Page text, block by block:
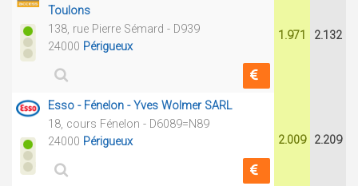
Toulons
138, rue Pierre Sémard - D939
24000 Périgueux
1.971 2.132
Esso - Fénelon - Yves Wolmer SARL
18, cours Fénelon - D6089=N89
24000 Périgueux 2.009 2.209